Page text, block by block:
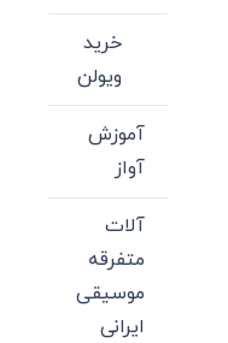
خرید
ویولن
آموزش
آواز
آلات
متفرقه
موسیقی
ایرانی